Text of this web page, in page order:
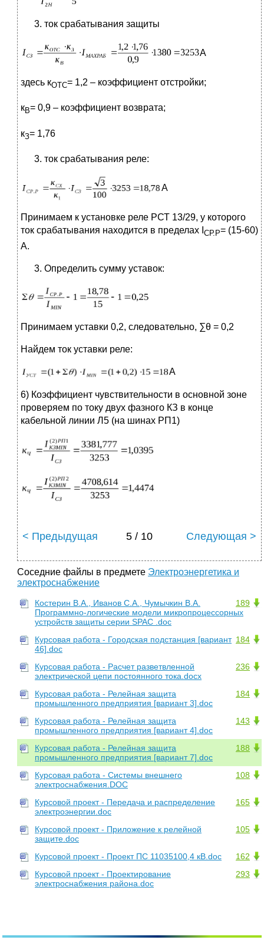
ток срабатывания защиты
А
здесь кОТС= 1,2 – коэффициент отстройки;
кВ= 0,9 – коэффициент возврата;
кЗ= 1,76
ток срабатывания реле:
А
Принимаем к установке реле РСТ 13/29, у которого
ток срабатывания находится в пределах I СР.Р= (15-60)
А.
Определить сумму уставок:
Принимаем уставки 0,2, следовательно, ∑θ = 0,2
Найдем ток уставки реле:
А
6) Коэффициент чувствительности в основной зоне
проверяем по току двух фазного КЗ в конце
кабельной линии Л5 (на шинах РП1)
< Предыдущая 5 / 10 Следующая >
Соседние файлы в предмете Электроэнергетика и
электроснабжение
189
Костерин В.А., Иванов С.А., Чумычкин В.А.
Программно-логические модели микропроцессорных
устройств защиты серии SPAC .doc
184
Курсовая работа - Городская подстанция [вариант
46].doc
236
Курсовая работа - Расчет разветвленной
электрической цепи постоянного тока.docx
184
Курсовая работа - Релейная защита
промышленного предприятия [вариант 3].doc
143
Курсовая работа - Релейная защита
промышленного предприятия [вариант 4].doc
188
Курсовая работа - Релейная защита
промышленного предприятия [вариант 7].doc
108
Курсовая работа - Системы внешнего
электроснабжения.DOC
165
Курсовой проект - Передача и распределение
электроэнергии.doc
105
Курсовой проект - Приложение к релейной
защите.doc
162
Курсовой проект - Проект ПС 11035100,4 кВ.doc
293
Курсовой проект - Проектирование
электроснабжения района.doc